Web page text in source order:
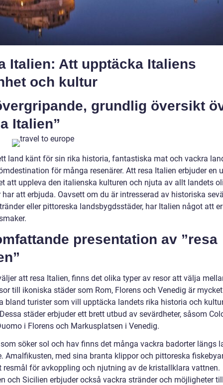
Italien: Att upptäcka Italiens
och kultur
grundlig översikt
Italien”
land känt för sin rika historia, fantastiska mat och vackra
för många resenärer. Att resa Italien erbjuder en
att uppleva den italienska kulturen och njuta av allt landets
har att erbjuda. Oavsett om du är intresserad av historiska
eller pittoreska landsbygdsstäder, har Italien något att
presentation av ”resa
att resa Italien, finns det olika typer av resor att välja
till ikoniska städer som Rom, Florens och Venedig är mycket
bland turister som vill upptäcka landets rika historia och
städer erbjuder ett brett utbud av sevärdheter, såsom
i Florens och Markusplatsen i Venedig.
söker sol och hav finns det många vackra badorter längs
Amalfikusten, med sina branta klippor och pittoreska
resmål för avkoppling och njutning av de kristallklara vattnen.
och Sicilien erbjuder också vackra stränder och möjligheter